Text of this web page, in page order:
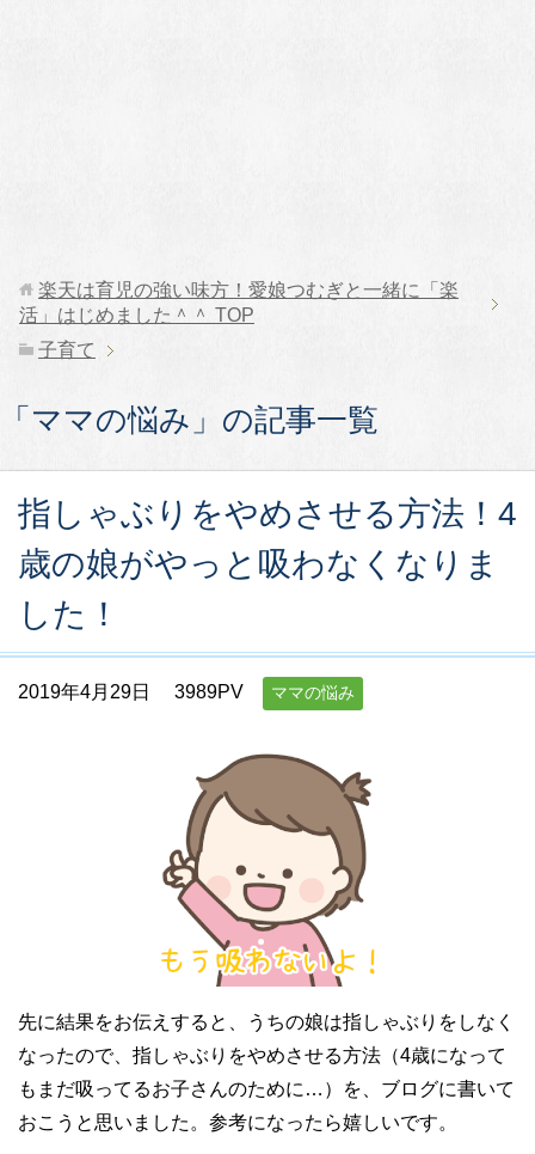
楽天は育児の強い味方！愛娘つむぎと一緒に「楽
活」はじめました＾＾ TOP
子育て
「ママの悩み」の記事一覧
指しゃぶりをやめさせる方法！4
歳の娘がやっと吸わなくなりま
した！
2019年4月29日 3989PV ママの悩み
先に結果をお伝えすると、うちの娘は指しゃぶりをしなく
なったので、指しゃぶりをやめさせる方法（4歳になって
もまだ吸ってるお子さんのために…）を、ブログに書いて
おこうと思いました。参考になったら嬉しいです。